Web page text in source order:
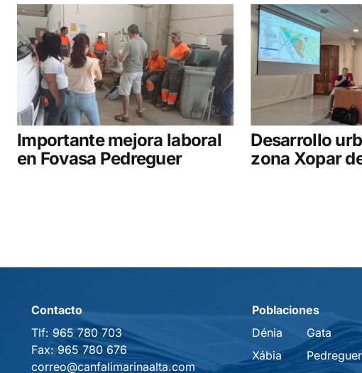
Importante mejora laboral
en Fovasa Pedreguer
Desarrollo
zona Xopar
Contacto
Tlf: 965 780 703
Fax: 965 780 676
correo@canfalimarinaalta.com
Poblaciones
Dénia
Xábia
Gata
Pedreguer